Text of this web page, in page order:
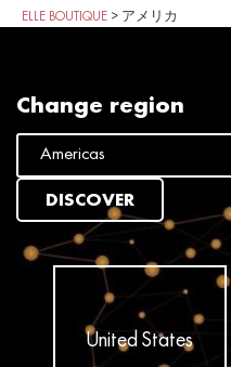
ELLE BOUTIQUE > アメリカ
Change region
DISCOVER
United States